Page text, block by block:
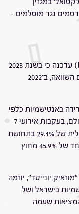
נגד מוסלמים –
הפדרציה של הקהילות היהודיות בצ'כיה (FJC) עדכנה כי בשנת 2023
נרשמו 4,328 תקריות אנטישמיות במדינה. לשם השוואה, ב־2022
באנטישמיות כלפי
בני נוער יהודים בבתי ספר תיכוניים ברחבי העולם, בעקבות אירועי 7
באוקטובר. הממצאים מצביעים על עלייה גלובלית של 29.1% בתחושת
האנטישמיות בקרב בני נוער יהודים, עם זינוק חד של 45.9% מחוץ
יונייטד", יוזמה
בישראל ושל
שעמה